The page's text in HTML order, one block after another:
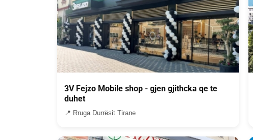
3V Fejzo Mobile shop - gjen gjithcka qe te
duhet
📍 Rruga Durrësit Tirane